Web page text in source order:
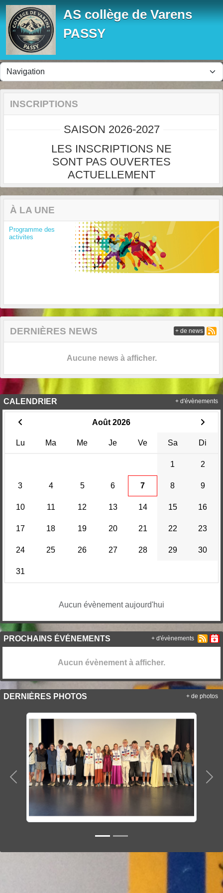
AS collège de Varens
PASSY
INSCRIPTIONS
SAISON 2026-2027
LES INSCRIPTIONS NE
SONT PAS OUVERTES
ACTUELLEMENT
À LA UNE
Programme des
activites
DERNIÈRES NEWS
Aucune news à afficher.
+ de news
CALENDRIER
Août 2026
Lu Ma Me Je Ve Sa Di
1 2
3 4 5 6 7 8 9
10 11 12 13 14 15 16
17 18 19 20 21 22 23
24 25 26 27 28 29 30
31
Aucun évènement aujourd'hui
+ d'évènements
PROCHAINS ÉVÉNEMENTS
Aucun évènement à afficher.
+ d'évènements
DERNIÈRES PHOTOS
Précedent
+ de photos
Panneau de gestion des cookies